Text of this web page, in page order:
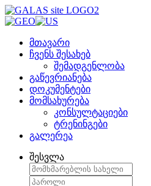
მთავარი
ჩვენს შესახებ
შემადგენლობა
გაწევრიანება
დოკუმენტები
მომსახურება
კონსულტაციები
ტრენინგები
გალერეა
შესვლა